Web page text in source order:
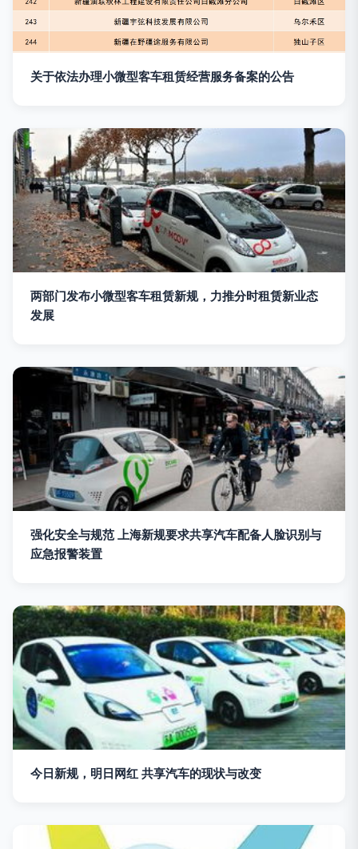
关于依法办理小微型客车租赁经营服务备案的公告
两部门发布小微型客车租赁新规，力推分时租赁新业态
发展
强化安全与规范 上海新规要求共享汽车配备人脸识别与
应急报警装置
今日新规，明日网红 共享汽车的现状与改变